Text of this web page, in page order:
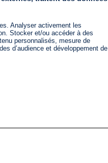
Analyser activement les
Stocker et/ou accéder à des
personnalisés, mesure de
d’audience et développement de